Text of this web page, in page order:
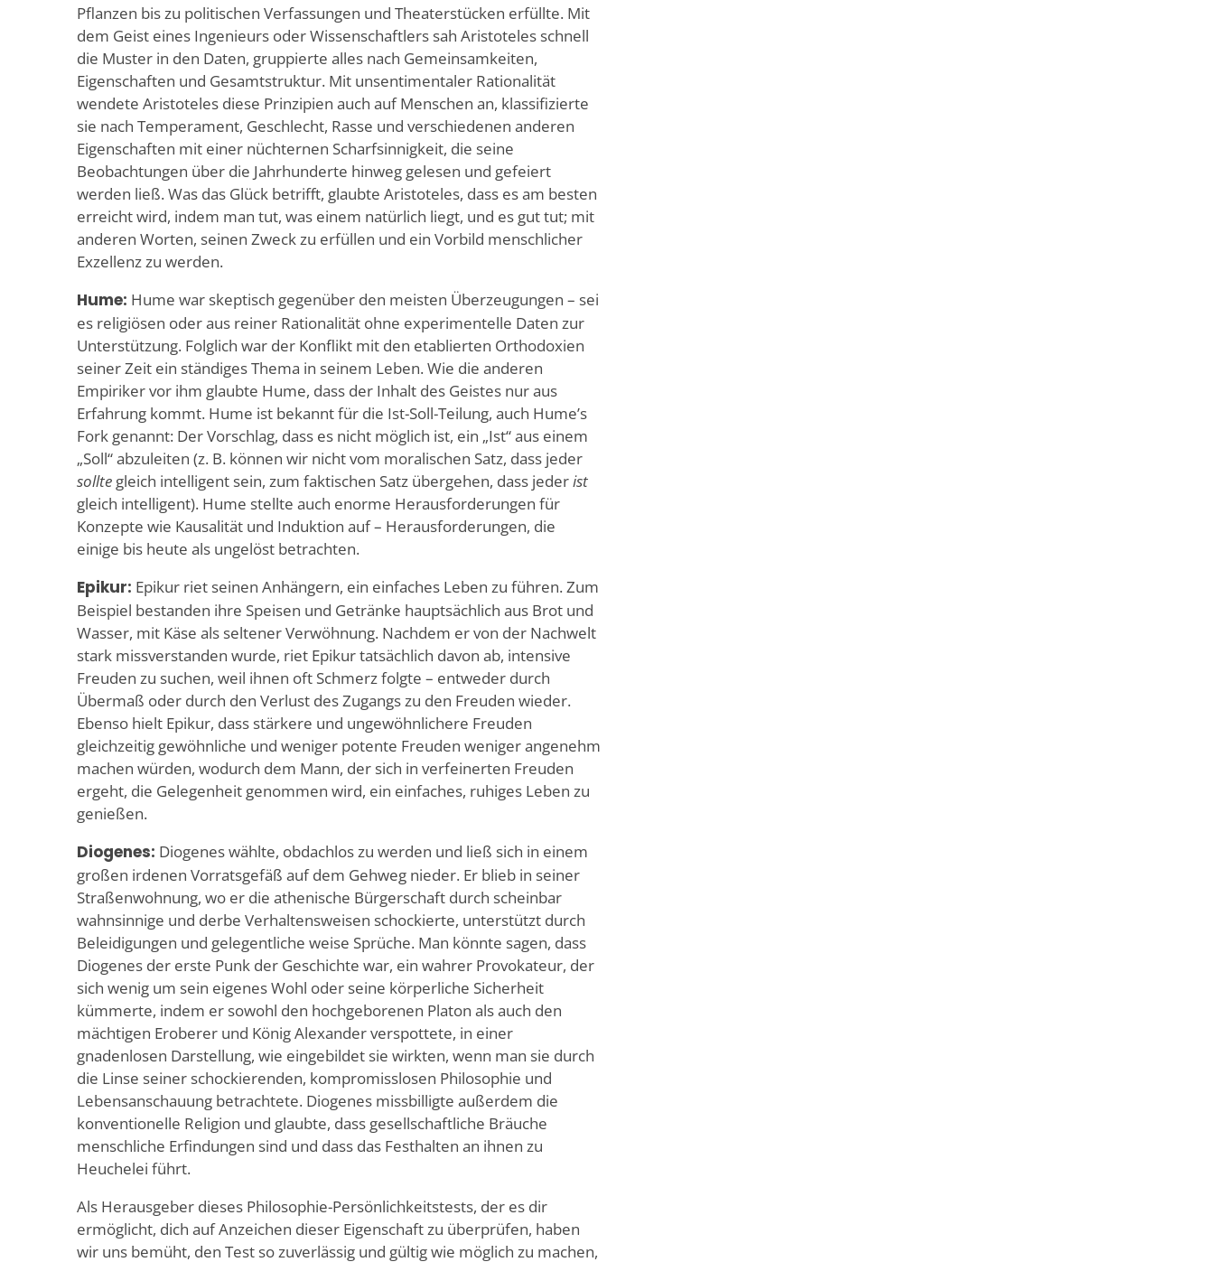
Pflanzen bis zu politischen Verfassungen und Theaterstücken erfüllte. Mit
dem Geist eines Ingenieurs oder Wissenschaftlers sah Aristoteles schnell
die Muster in den Daten, gruppierte alles nach Gemeinsamkeiten,
Eigenschaften und Gesamtstruktur. Mit unsentimentaler Rationalität
wendete Aristoteles diese Prinzipien auch auf Menschen an, klassifizierte
sie nach Temperament, Geschlecht, Rasse und verschiedenen anderen
Eigenschaften mit einer nüchternen Scharfsinnigkeit, die seine
Beobachtungen über die Jahrhunderte hinweg gelesen und gefeiert
werden ließ. Was das Glück betrifft, glaubte Aristoteles, dass es am besten
erreicht wird, indem man tut, was einem natürlich liegt, und es gut tut; mit
anderen Worten, seinen Zweck zu erfüllen und ein Vorbild menschlicher
Exzellenz zu werden.
Hume: Hume war skeptisch gegenüber den meisten Überzeugungen – sei
es religiösen oder aus reiner Rationalität ohne experimentelle Daten zur
Unterstützung. Folglich war der Konflikt mit den etablierten Orthodoxien
seiner Zeit ein ständiges Thema in seinem Leben. Wie die anderen
Empiriker vor ihm glaubte Hume, dass der Inhalt des Geistes nur aus
Erfahrung kommt. Hume ist bekannt für die Ist-Soll-Teilung, auch Hume’s
Fork genannt: Der Vorschlag, dass es nicht möglich ist, ein „Ist“ aus einem
„Soll“ abzuleiten (z. B. können wir nicht vom moralischen Satz, dass jeder
sollte gleich intelligent sein, zum faktischen Satz übergehen, dass jederist
gleich intelligent). Hume stellte auch enorme Herausforderungen für
Konzepte wie Kausalität und Induktion auf – Herausforderungen, die
einige bis heute als ungelöst betrachten.
Epikur: Epikur riet seinen Anhängern, ein einfaches Leben zu führen. Zum
Beispiel bestanden ihre Speisen und Getränke hauptsächlich aus Brot und
Wasser, mit Käse als seltener Verwöhnung. Nachdem er von der Nachwelt
stark missverstanden wurde, riet Epikur tatsächlich davon ab, intensive
Freuden zu suchen, weil ihnen oft Schmerz folgte – entweder durch
Übermaß oder durch den Verlust des Zugangs zu den Freuden wieder.
Ebenso hielt Epikur, dass stärkere und ungewöhnlichere Freuden
gleichzeitig gewöhnliche und weniger potente Freuden weniger angenehm
machen würden, wodurch dem Mann, der sich in verfeinerten Freuden
ergeht, die Gelegenheit genommen wird, ein einfaches, ruhiges Leben zu
genießen.
Diogenes: Diogenes wählte, obdachlos zu werden und ließ sich in einem
großen irdenen Vorratsgefäß auf dem Gehweg nieder. Er blieb in seiner
Straßenwohnung, wo er die athenische Bürgerschaft durch scheinbar
wahnsinnige und derbe Verhaltensweisen schockierte, unterstützt durch
Beleidigungen und gelegentliche weise Sprüche. Man könnte sagen, dass
Diogenes der erste Punk der Geschichte war, ein wahrer Provokateur, der
sich wenig um sein eigenes Wohl oder seine körperliche Sicherheit
kümmerte, indem er sowohl den hochgeborenen Platon als auch den
mächtigen Eroberer und König Alexander verspottete, in einer
gnadenlosen Darstellung, wie eingebildet sie wirkten, wenn man sie durch
die Linse seiner schockierenden, kompromisslosen Philosophie und
Lebensanschauung betrachtete. Diogenes missbilligte außerdem die
konventionelle Religion und glaubte, dass gesellschaftliche Bräuche
menschliche Erfindungen sind und dass das Festhalten an ihnen zu
Heuchelei führt.
Als Herausgeber dieses Philosophie-Persönlichkeitstests, der es dir
ermöglicht, dich auf Anzeichen dieser Eigenschaft zu überprüfen, haben
wir uns bemüht, den Test so zuverlässig und gültig wie möglich zu machen,